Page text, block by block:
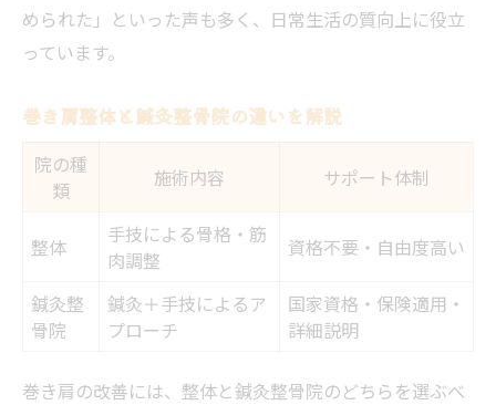
められた」といった声も多く、日常生活の質向上に役立
っています。
巻き肩整体と鍼灸整骨院の違いを解説
院の種
類
施術内容 サポート体制
整体
手技による骨格・筋
肉調整
資格不要・自由度高い
鍼灸整
骨院
鍼灸＋手技によるア
プローチ
国家資格・保険適用・
詳細説明
巻き肩の改善には、整体と鍼灸整骨院のどちらを選ぶべ